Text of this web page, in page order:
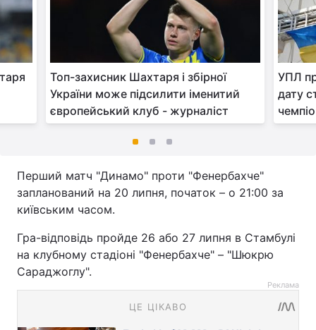
Топ-захисник Шахтаря і збірної
України може підсилити іменитий
європейський клуб - журналіст
УПЛ
дату
Перший матч "Динамо" проти "Фенербахче"
запланований на 20 липня, початок – о 21:00 за
київським часом.
Гра-відповідь пройде 26 або 27 липня в Стамбулі
на клубному стадіоні "Фенербахче" – "Шюкрю
Сараджоглу".
Реклама